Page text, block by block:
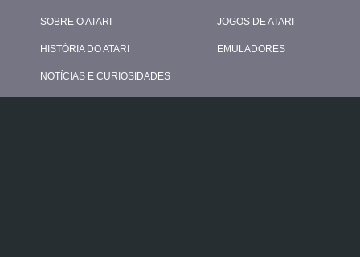
SOBRE O ATARI
HISTÓRIA DO ATARI
NOTÍCIAS E CURIOSIDADES
JOGOS DE ATARI
EMULADORES